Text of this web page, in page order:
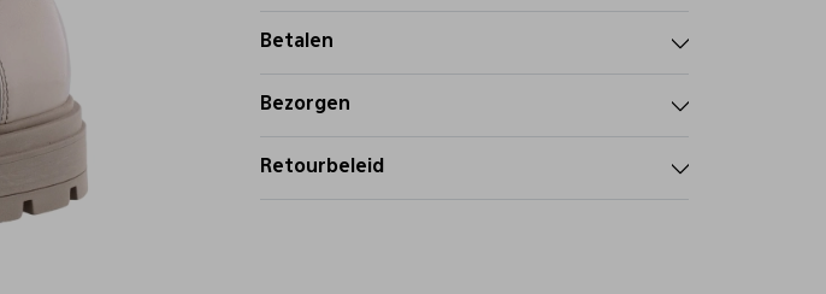
Betalen
Bezorgen
Retourbeleid